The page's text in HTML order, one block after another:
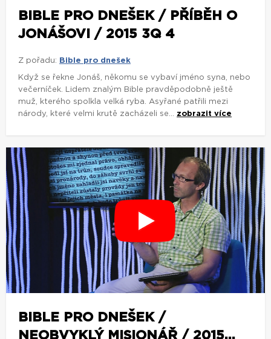
BIBLE PRO DNEŠEK / PŘÍBĚH O
JONÁŠOVI / 2015 3Q 4
Z pořadu: Bible pro dnešek
Když se řekne Jonáš, někomu se vybaví jméno syna, nebo
večerníček. Lidem znalým Bible pravděpodobně ještě
muž, kterého spolkla velká ryba. Asyřané patřili mezi
národy, které velmi krutě zacházeli se... zobrazit více
BIBLE PRO DNEŠEK /
NEOBVYKLÝ MISIONÁŘ / 2015...